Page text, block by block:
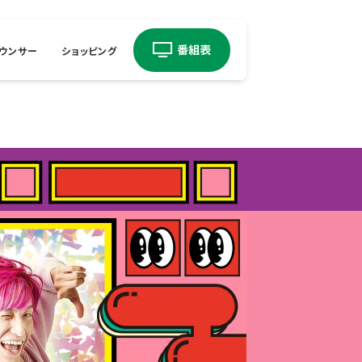
ンサー ショッピング